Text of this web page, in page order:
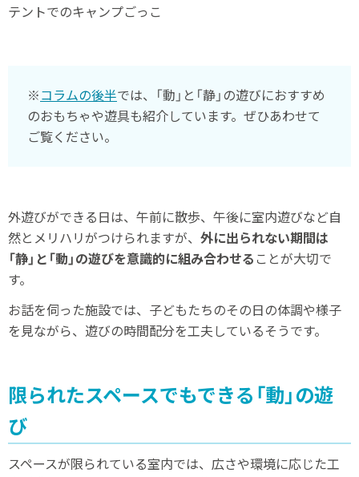
テントでのキャンプごっこ
※ コラムの後半では、「動」と「静」の遊びにおすすめ
のおもちゃや遊具も紹介しています。ぜひあわせて
ご覧ください。
外遊びができる日は、午前に散歩、午後に室内遊びなど自
然とメリハリがつけられますが、 外に出られない期間は
「静」と「動」の遊びを意識的に組み合わせる ことが大切で
す。
お話を伺った施設では、子どもたちのその日の体調や様子
を見ながら、遊びの時間配分を工夫しているそうです。
限られたスペースでもできる「動」の遊
び
スペースが限られている室内では、広さや環境に応じた工